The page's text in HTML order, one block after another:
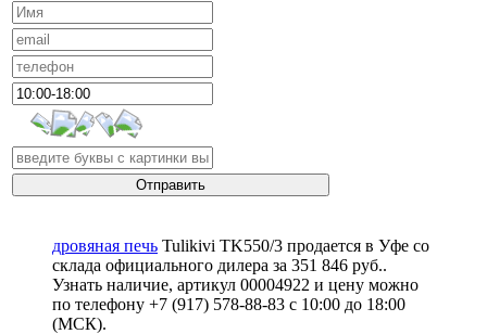
дровяная печь Tulikivi TK550/3 продается в Уфе со
склада официального дилера за 351 846 руб..
Узнать наличие, артикул 00004922 и цену можно
по телефону +7 (917) 578-88-83 с 10:00 до 18:00
(МСК).